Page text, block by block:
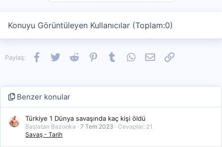
Konuyu Görüntüleyen Kullanıcılar (Toplam:0)
Paylaş: Facebook
TwitterReddit PinterestTumblrWhatsApp
E-postaLink
Benzer konular
Türkiye 1 Dünya savaşında kaç kişi öldü
Başlatan Bazooka 7 Tem 2023
Cevaplar: 21
Savaş - Tarih